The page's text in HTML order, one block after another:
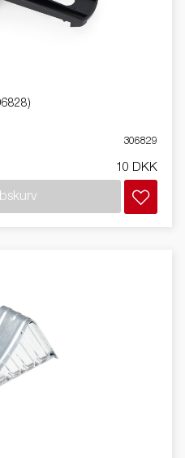
306829
10 DKK